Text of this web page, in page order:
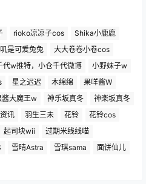
rioko凉凉子cos
Shika小鹿鹿
是可爱兔兔
大大卷卷小卷cos
代w推特，小仓千代微博
小野妹子w
星之迟迟 木绵绵
果咩酱W
酱大魔王w 神乐坂真冬
神楽坂真冬
讯 羽生三未 花铃
花铃cos
起司块wii
过期米线线喵
雪晴Astra 雪琪sama
面饼仙儿